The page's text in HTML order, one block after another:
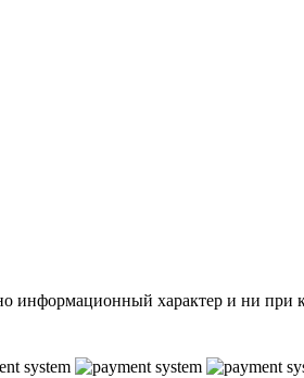
информационный характер и ни при